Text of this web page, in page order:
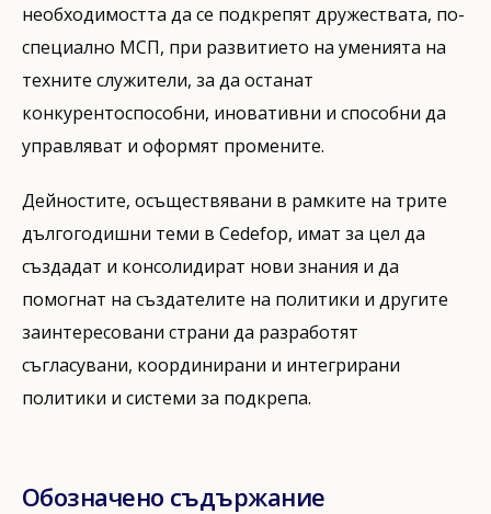
необходимостта да се подкрепят дружествата, по-
специално МСП, при развитието на уменията на
техните служители, за да останат
конкурентоспособни, иновативни и способни да
управляват и оформят промените.
Дейностите, осъществявани в рамките на трите
дългогодишни теми в Cedefop, имат за цел да
създадат и консолидират нови знания и да
помогнат на създателите на политики и другите
заинтересовани страни да разработят
съгласувани, координирани и интегрирани
политики и системи за подкрепа.
Обозначено съдържание